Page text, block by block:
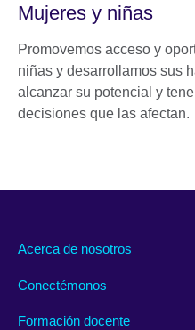
Mujeres y niñas
Promovemos acceso y
niñas y desarrollamos sus
alcanzar su potencial y
decisiones que las afectan.
Acerca de nosotros
Conectémonos
Formación docente